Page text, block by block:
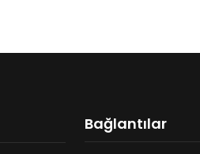
Bağlantılar